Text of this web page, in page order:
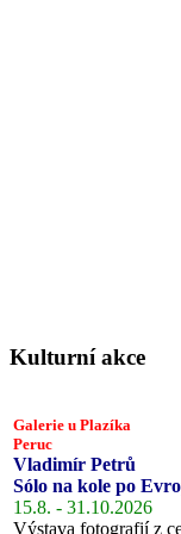
Kulturní akce
Galerie u Plazíka
Peruc
Vladimír Petrů
Sólo na kole po
15.8. - 31.10.2026
Výstava fotografií z